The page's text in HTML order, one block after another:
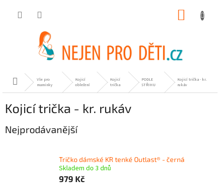
Domů
Vše pro
maminky
Kojicí
oblečení
Kojicí
trička
PODLE
STŘIHU
Kojicí trička - kr.
rukáv
Kojicí trička - kr. rukáv
Nejprodávanější
Tričko dámské KR tenké Outlast® - černá
Skladem do 3 dnů
979 Kč